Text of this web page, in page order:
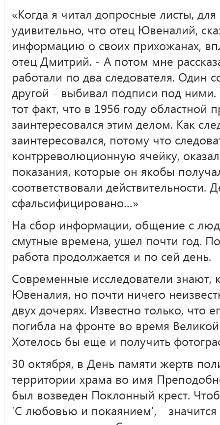
«Когда я читал допросные листы,
удивительно, что отец Ювеналий,
информацию о своих прихожанах,
отец Дмитрий. - А потом мне
работали по два следователя. Один
другой - выбивал подписи под
тот факт, что в 1956 году областной
заинтересовался этим делом. Как
заинтересовался, потому что
контрреволюционную ячейку,
показания, которые он якобы
соответствовали действительности.
сфальсифицировано…»
На сбор информации, общение с
смутные времена, ушел почти год.
работа продолжается и по сей день.
Современные исследователи знают,
Ювеналия, но почти ничего
двух дочерях. Известно только, что
погибла на фронте во время
Хотелось бы еще и получить
30 октября, в День памяти жертв
территории храма во имя
был возведен Поклонный крест.
'С любовью и покаянием', - значится